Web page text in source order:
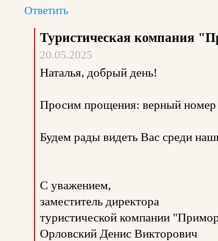
Ответить
Туристическая компания
20.05.2025
Наталья, добрый день!
Просим прощения: верный
Будем рады видеть Вас среди
С уважением,
заместитель директора
туристической компании
Орловский Денис Викторович